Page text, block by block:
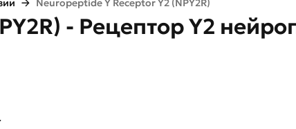
Neuropeptide Y Receptor Y2 (NPY2R)
- Рецептор Y2